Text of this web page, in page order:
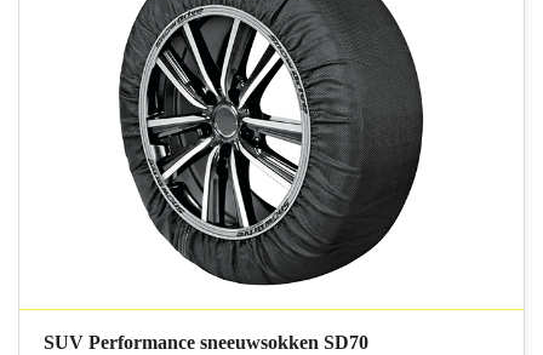
SUV Performance sneeuwsokken SD70